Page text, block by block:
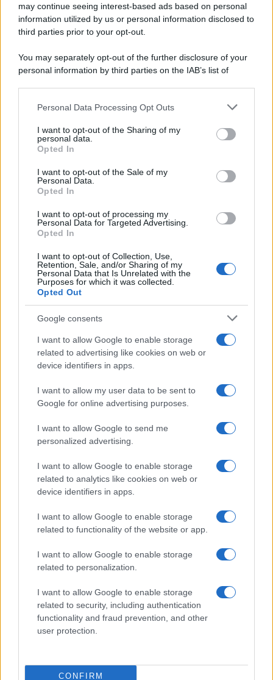
may continue seeing interest-based ads based on personal
information utilized by us or personal information disclosed to
third parties prior to your opt-out.
You may separately opt-out of the further disclosure of your
personal information by third parties on the IAB’s list of
This information may also be disclosed by us to third parties
disclose it to other third parties.
Please note that this website/app uses one or more Google
services and may gather and store information including but
not limited to your visit or usage behaviour. You may click to
grant or deny consent to Google and its third-party tags to
consent section.
Personal Data Processing Opt Outs
I want to opt-out of the Sharing of my
personal data.
Opted In
I want to opt-out of the Sale of my
Personal Data.
Opted In
I want to opt-out of processing my
Personal Data for Targeted Advertising.
Opted In
I want to opt-out of Collection, Use,
Retention, Sale, and/or Sharing of my
Personal Data that Is Unrelated with the
Purposes for which it was collected.
Opted Out
Google consents
I want to allow Google to enable storage
related to advertising like cookies on web or
device identifiers in apps.
I want to allow my user data to be sent to
Google for online advertising purposes.
I want to allow Google to send me
personalized advertising.
I want to allow Google to enable storage
related to analytics like cookies on web or
device identifiers in apps.
I want to allow Google to enable storage
related to functionality of the website or app.
I want to allow Google to enable storage
related to personalization.
I want to allow Google to enable storage
related to security, including authentication
functionality and fraud prevention, and other
user protection.
CONFIRM
Una domenica di settembre con Guccini nella sua casa a Pàvana,
tra ricordi del premio Tenco, la gara di disegni con Andrea
Pazienza sulle tovaglie di carta, il rapporto con i fan che
L'album /
"Timeless", il nuovo album postumo di Prince
racconta quattro decenni di creatività
L'inaugurazione /
Musica /Love Sensation, il primo duetto di Madonna e Kylie
Minogue
Facebook
Cookie Policy
Syndication
Globalist
Globalscience
Globalsport
Culture
Salute
Megachip
GiULia
Prima Pagina
Giornale dello
Spettacolo
Wondernet
Giuliana Sgrena